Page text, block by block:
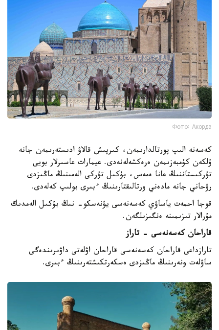
Фото: Акорда
كەسەنە الىپ پورتالدارىمەن، كىرپىش قالاۋ ادىستەرىمەن جانە
ۇلكەن كۇمبەزىمەن ەرەكشەلەنەدى. عيمارات عاسىرلار بويى
تۇركىستاننىڭ عانا ەمەس، بۇكىل تۇركى الەمىنىڭ ماڭىزدى
رۋحاني جانە مادەني ورتالىقتارىنىڭ ءبىرى بولىپ كەلەدى.
قوجا احمەت ياساۋي كەسەنەسى يۋنەسكو- نىڭ بۇكىل الەمدىك
مۇرالار تىزىمىنە ەنگىزىلگەن.
قاراحان كەسەنەسى - تاراز
تارازداعى قاراحان كەسەنەسى قاراحان اۋلەتى داۋىرىندەگى
ساۋلەت ونەرىنىڭ ماڭىزدى ەسكەرتكىشتەرىنىڭ ءبىرى.